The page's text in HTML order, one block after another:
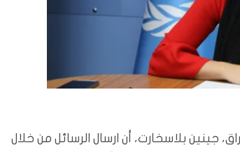
جينين بلاسخارت، أن ارسال الرسائل من خلال